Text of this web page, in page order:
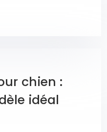
chien :
idéal